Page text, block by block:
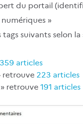
du portail
numériques »
tags suivants
359 articles
retrouve 223 articles
retrouve 191 articles